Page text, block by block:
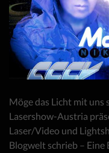
Möge das Licht mit uns
Lasershow-Austria
Laser/Video und
Blogwelt schrieb –